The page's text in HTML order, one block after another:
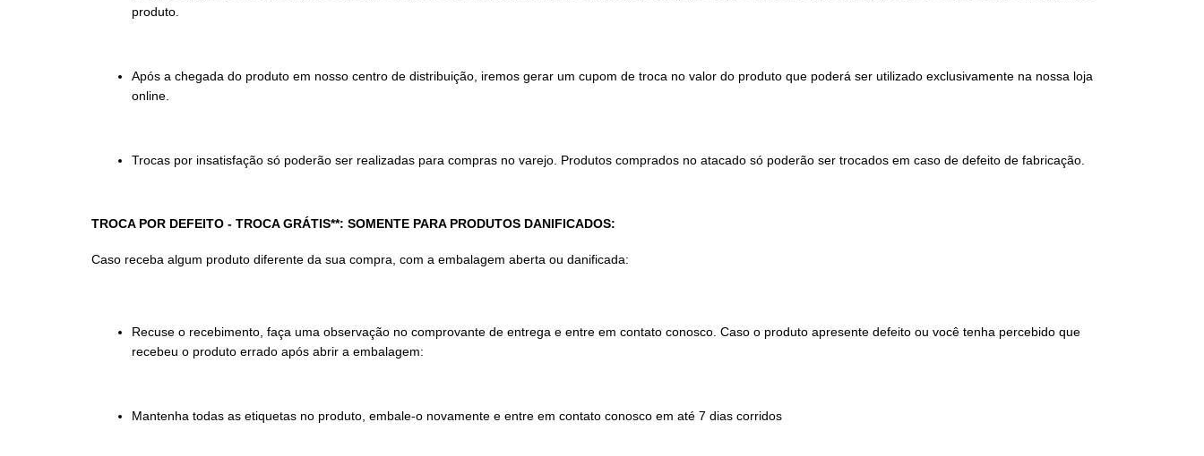
produto.
Após a chegada do produto em nosso centro de distribuição, iremos gerar um cupom de troca no valor do produto que poderá ser utilizado exclusivamente na nossa loja
online.
Trocas por insatisfação só poderão ser realizadas para compras no varejo. Produtos comprados no atacado só poderão ser trocados em caso de defeito de fabricação.
TROCA POR DEFEITO - TROCA GRÁTIS**: SOMENTE PARA PRODUTOS DANIFICADOS:
Caso receba algum produto diferente da sua compra, com a embalagem aberta ou danificada:
Recuse o recebimento, faça uma observação no comprovante de entrega e entre em contato conosco. Caso o produto apresente defeito ou você tenha percebido que
recebeu o produto errado após abrir a embalagem:
Mantenha todas as etiquetas no produto, embale-o novamente e entre em contato conosco em até 7 dias corridos